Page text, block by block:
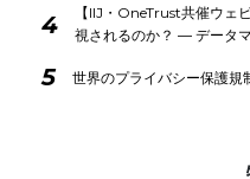
4
【IIJ・OneTrust共催ウェ
視されるのか？ ― データ
5 世界のプライバシー保護規